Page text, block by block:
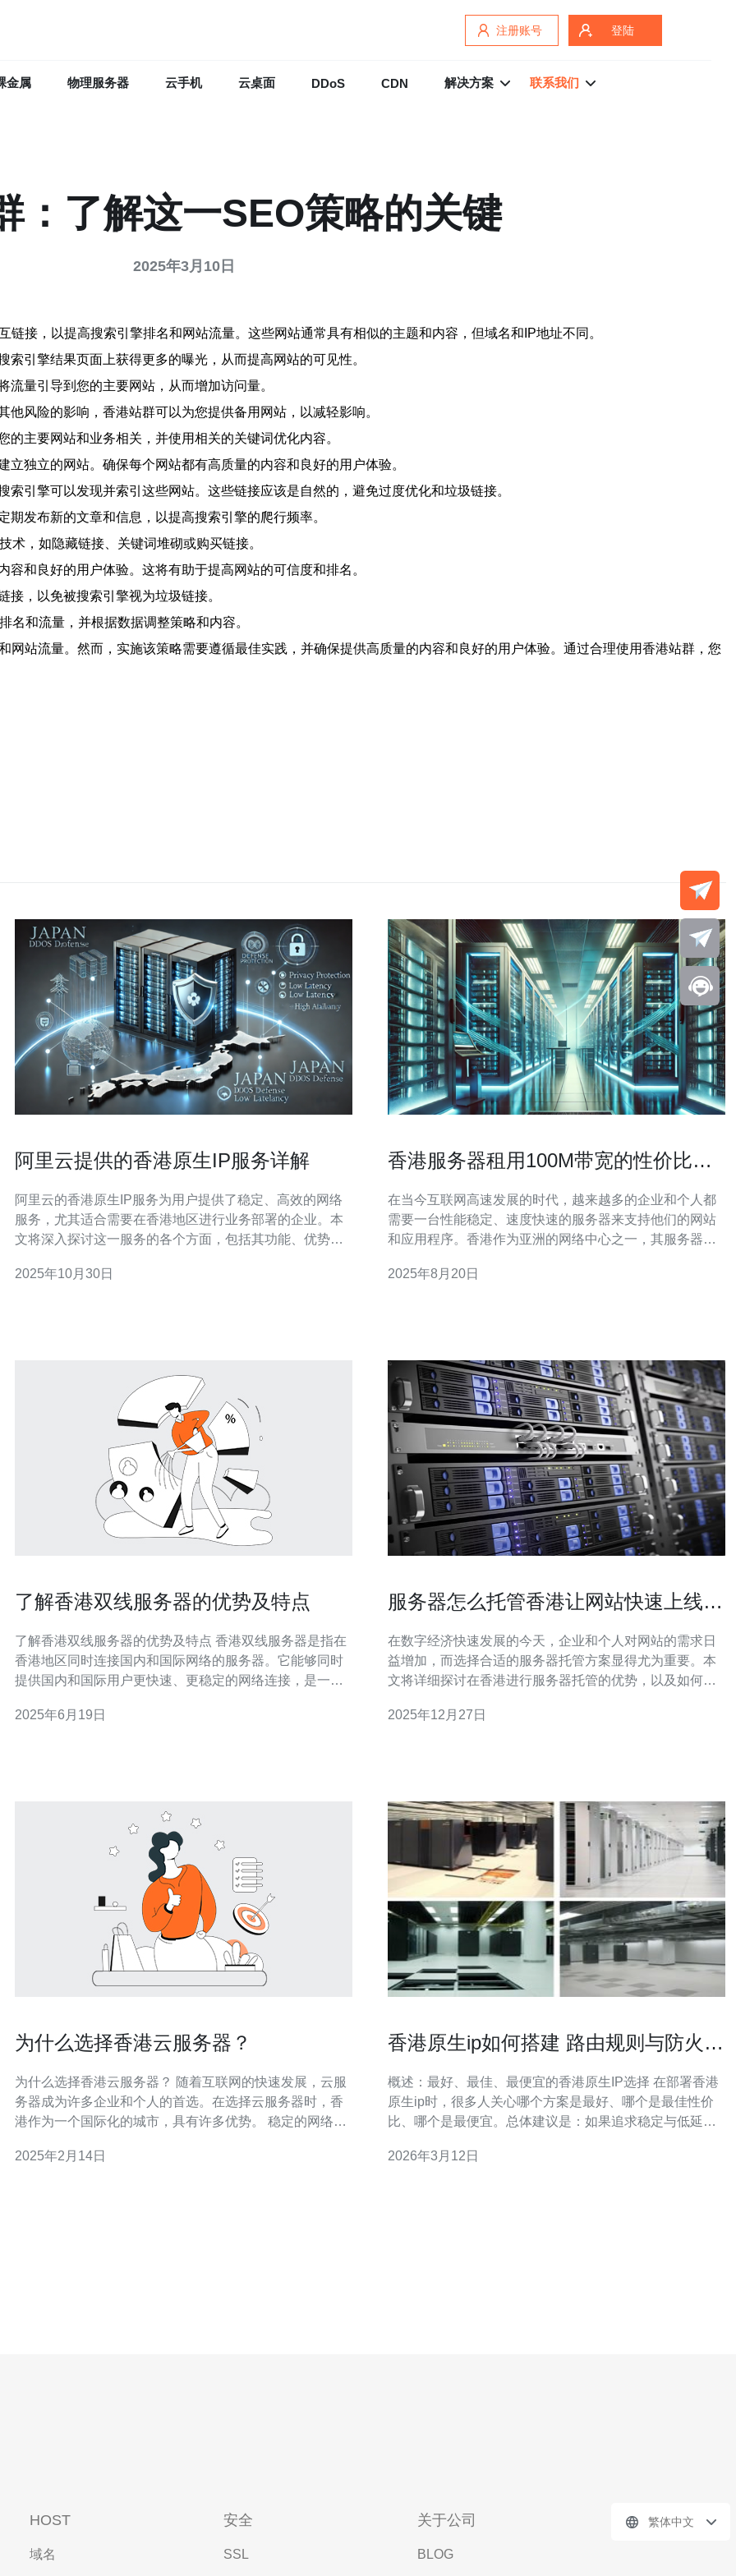
注册账号 登陆
金属 物理服务器 云手机 云桌面 DDoS CDN 解决方案 联系我们
：了解这一SEO策略的关键
2025年3月10日
接，以提高搜索引擎排名和网站流量。这些网站通常具有相似的主题和内容，但域名和IP地址不同。
引擎结果页面上获得更多的曝光，从而提高网站的可见性。
量引导到您的主要网站，从而增加访问量。
风险的影响，香港站群可以为您提供备用网站，以减轻影响。
主要网站和业务相关，并使用相关的关键词优化内容。
独立的网站。确保每个网站都有高质量的内容和良好的用户体验。
引擎可以发现并索引这些网站。这些链接应该是自然的，避免过度优化和垃圾链接。
发布新的文章和信息，以提高搜索引擎的爬行频率。
术，如隐藏链接、关键词堆砌或购买链接。
和良好的用户体验。这将有助于提高网站的可信度和排名。
，以免被搜索引擎视为垃圾链接。
名和流量，并根据数据调整策略和内容。
网站流量。然而，实施该策略需要遵循最佳实践，并确保提供高质量的内容和良好的用户体验。通过合理使用香港站群，您
阿里云提供的香港原生IP服务详解
阿里云的香港原生IP服务为用户提供了稳定、高效的网络
服务，尤其适合需要在香港地区进行业务部署的企业。本
文将深入探讨这一服务的各个方面，包括其功能、优势、
资源。 阿里云的香港原生IP服务是指在阿里云香港数据中
2025年10月30日
香港服务器租用100M带宽的性价比解
在当今互联网高速发展的时代，越来越多的企业和个人都
需要一台性能稳定、速度快速的服务器来支持他们的网站
和应用程序。香港作为亚洲的网络中心之一，其服务器租
注。在众多的服务器租用选项中，100M带宽的香港服务器
2025年8月20日
了解香港双线服务器的优势及特点
了解香港双线服务器的优势及特点 香港双线服务器是指在
香港地区同时连接国内和国际网络的服务器。它能够同时
提供国内和国际用户更快速、更稳定的网络连接，是一种
快速稳定：连接国内和国际网络，提供更快速、更稳定的
2025年6月19日
服务器怎么托管香港让网站快速上线的
在数字经济快速发展的今天，企业和个人对网站的需求日
益增加，而选择合适的服务器托管方案显得尤为重要。本
文将详细探讨在香港进行服务器托管的优势，以及如何选
择香港服务器托管？ 选择香港服务器托管的原因主要有以
2025年12月27日
为什么选择香港云服务器？
为什么选择香港云服务器？ 随着互联网的快速发展，云服
务器成为许多企业和个人的首选。在选择云服务器时，香
港作为一个国际化的城市，具有许多优势。 稳定的网络环
低。这对于需要稳定网络环境的企业和网站来说非常重
2025年2月14日
香港原生ip如何搭建 路由规则与防火墙
概述：最好、最佳、最便宜的香港原生IP选择 在部署香港
原生ip时，很多人关心哪个方案是最好、哪个是最佳性价
比、哪个是最便宜。总体建议是：如果追求稳定与低延
为最佳；如果预算有限，选择香港VPS或共享香港IP的云
2026年3月12日
HOST
域名
安全
SSL
关于公司
BLOG
繁体中文